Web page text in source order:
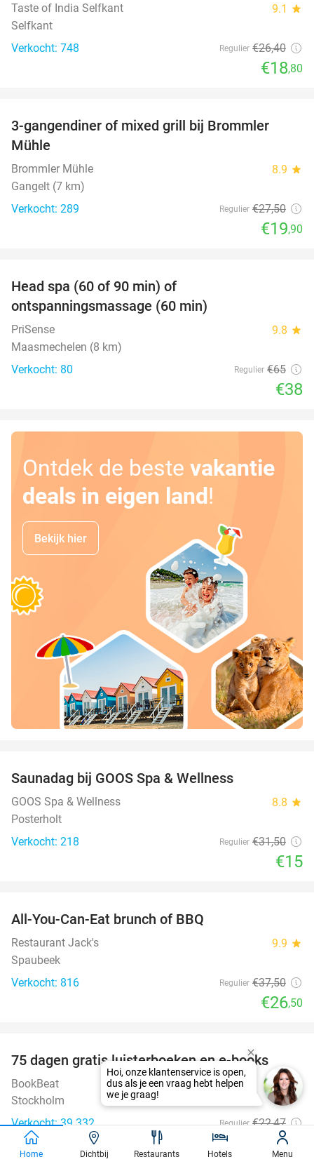
Taste of India Selfkant 9.1 star
Selfkant
Verkocht: 748
Regulier €26,40
€18,80
3-gangendiner of mixed grill bij Brommler
Mühle
Brommler Mühle 8.9 star
Gangelt (7 km)
Verkocht: 289
Regulier €27,50
€19,90
Head spa (60 of 90 min) of
ontspanningsmassage (60 min)
PriSense 9.8 star
Maasmechelen (8 km)
Verkocht: 80
Regulier €65
€38
Ontdek de beste vakantie
deals in eigen land!
Bekijk hier
Saunadag bij GOOS Spa & Wellness
GOOS Spa & Wellness 8.8 star
Posterholt
Verkocht: 218
Regulier €31,50
€15
All-You-Can-Eat brunch of BBQ
Restaurant Jack's 9.9 star
Spaubeek
Verkocht: 816
Regulier €37,50
€26,50
100%
75 dagen gratis luisterboeken en e-books
BookBeat
Stockholm
Verkocht: 39.332
Regulier €22,47
Gratis
Home Dichtbij Restaurants Hotels Menu